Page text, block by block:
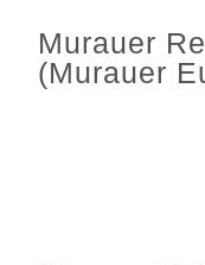
Murauer
(Murauer